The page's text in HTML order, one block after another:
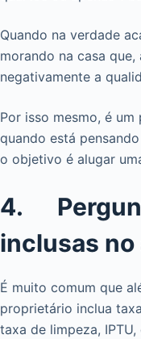
Quando na verdade
morando na casa
negativamente a
Por isso mesmo, é
quando está
o objetivo é alugar
4.
inclusas no
É muito comum que
proprietário inclua
taxa de limpeza,